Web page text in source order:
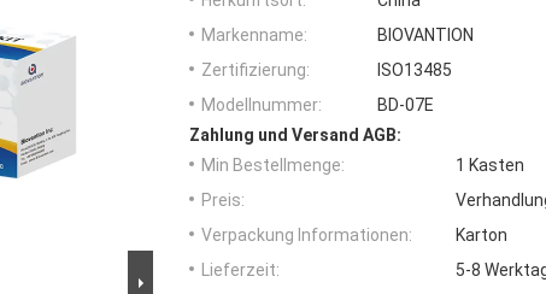
Markenname:
BIOVANTION
Zertifizierung:
ISO13485
Modellnummer:
BD-07E
Zahlung und Versand AGB:
Min Bestellmenge:
1 Kasten
Preis:
Verpackung Informationen:
Karton
Lieferzeit:
5-8